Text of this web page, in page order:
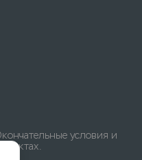
условия и